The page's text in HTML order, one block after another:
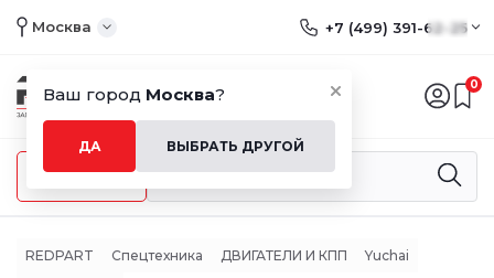
Ваш город Москва?
ДА ВЫБРАТЬ ДРУГОЙ
Москва +7 (499) 391-62-25
0
Меню
REDPART Спецтехника ДВИГАТЕЛИ И КПП Yuchai